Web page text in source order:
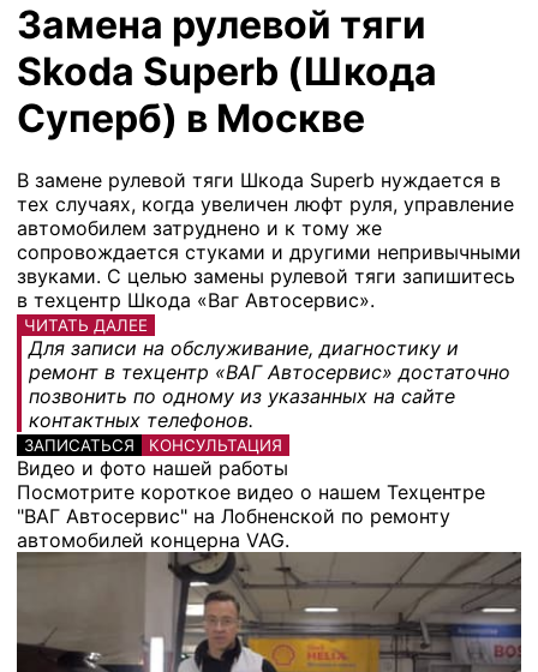
Замена рулевой тяги
Skoda Superb (Шкода
Суперб) в Москве
В замене рулевой тяги Шкода Superb нуждается в
тех случаях, когда увеличен люфт руля, управление
автомобилем затруднено и к тому же
сопровождается стуками и другими непривычными
звуками. С целью замены рулевой тяги запишитесь
в техцентр Шкода «Ваг Автосервис».
ЧИТАТЬ ДАЛЕЕ
Для записи на обслуживание, диагностику и
ремонт в техцентр «ВАГ Автосервис» достаточно
позвонить по одному из указанных на сайте
контактных телефонов.
ЗАПИСАТЬСЯ КОНСУЛЬТАЦИЯ
Видео и фото нашей работы
Посмотрите короткое видео о нашем Техцентре
"ВАГ Автосервис" на Лобненской по ремонту
автомобилей концерна VAG.